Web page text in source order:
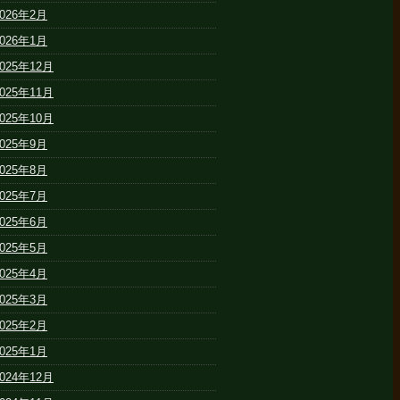
年2月
年1月
年12月
年11月
年10月
年9月
年8月
年7月
年6月
年5月
年4月
年3月
年2月
年1月
年12月